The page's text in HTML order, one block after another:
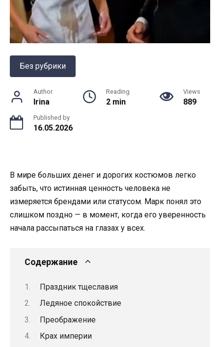
Без рубрики
Author
Irina
Reading
2 min
Views
889
Published by
16.05.2026
В мире больших денег и дорогих костюмов легко
забыть, что истинная ценность человека не
измеряется брендами или статусом. Марк понял это
слишком поздно — в момент, когда его уверенность
начала рассыпаться на глазах у всех.
Содержание
Праздник тщеславия
Ледяное спокойствие
Преображение
Крах империи